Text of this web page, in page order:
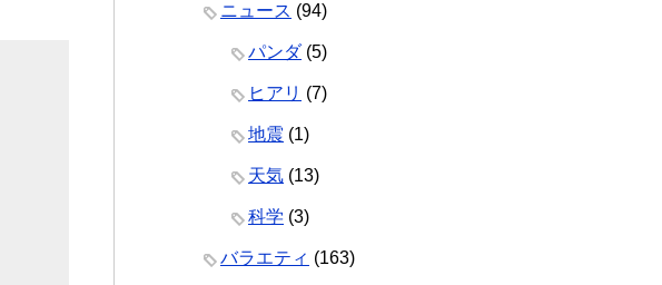
ニュース (94)
パンダ(5)
ヒアリ (7)
地震 (1)
天気 (13)
科学 (3)
バラエティ (163)